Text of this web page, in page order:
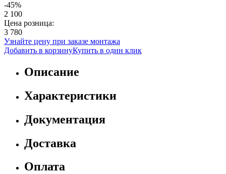
-45%
2 100
Цена розница:
3 780
Узнайте цену при заказе монтажа
Добавить в корзинуКупить в один клик
Описание
Характеристики
Документация
Доставка
Оплата